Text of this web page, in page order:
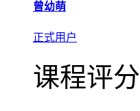
曾幼萌
正式用户
课程评分